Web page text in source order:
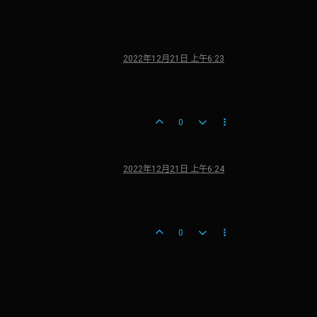
2022年12月21日 上午6:23
0
2022年12月21日 上午6:24
0